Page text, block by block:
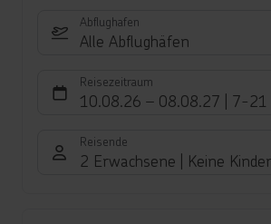
Abflughafen
Alle Abflughäfen
Reisezeitraum
10.08.26 – 08.08.27 7-21
Reisende
2 Erwachsene Keine Kinder